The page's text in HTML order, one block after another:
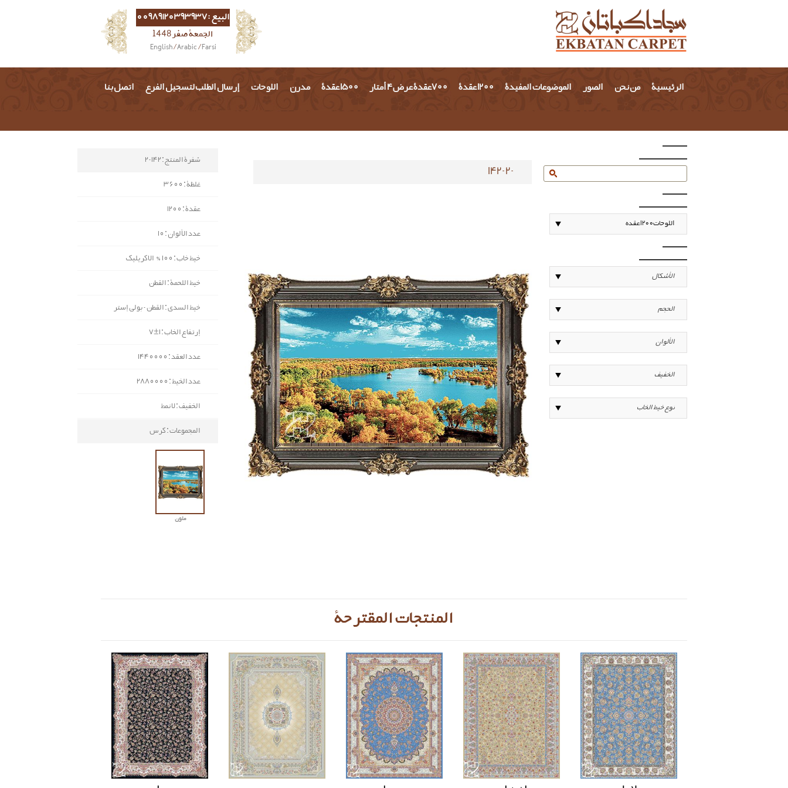
البيع :00989120393937
الجمعة صفر 1448
English/ Arabic / Farsi
الرئيسية من نحن الصور الموضوعات المفيدة 1200 عقدة 700عقدة عرض 4 أمتار 1500 عقدة مدرن اللوحات إرسال الطلب لتسجيل الفرع اتصل بنا
-142-2
شفرة المنتج : 142-2
غلظة : 3600
عقدة : 1200
عدد الألوان : 10
خيط خاب : 100% الاكريليك
خيط اللحمة : القطن
خيط السدی : القطن - بولي إستر
إرتفاع الخاب : 1±7
عدد العقد : 1440000
عدد الخيط : 2880000
الخفيف : لا نمط
المجموعات : كرس
ملون
المنتجات المقترحة